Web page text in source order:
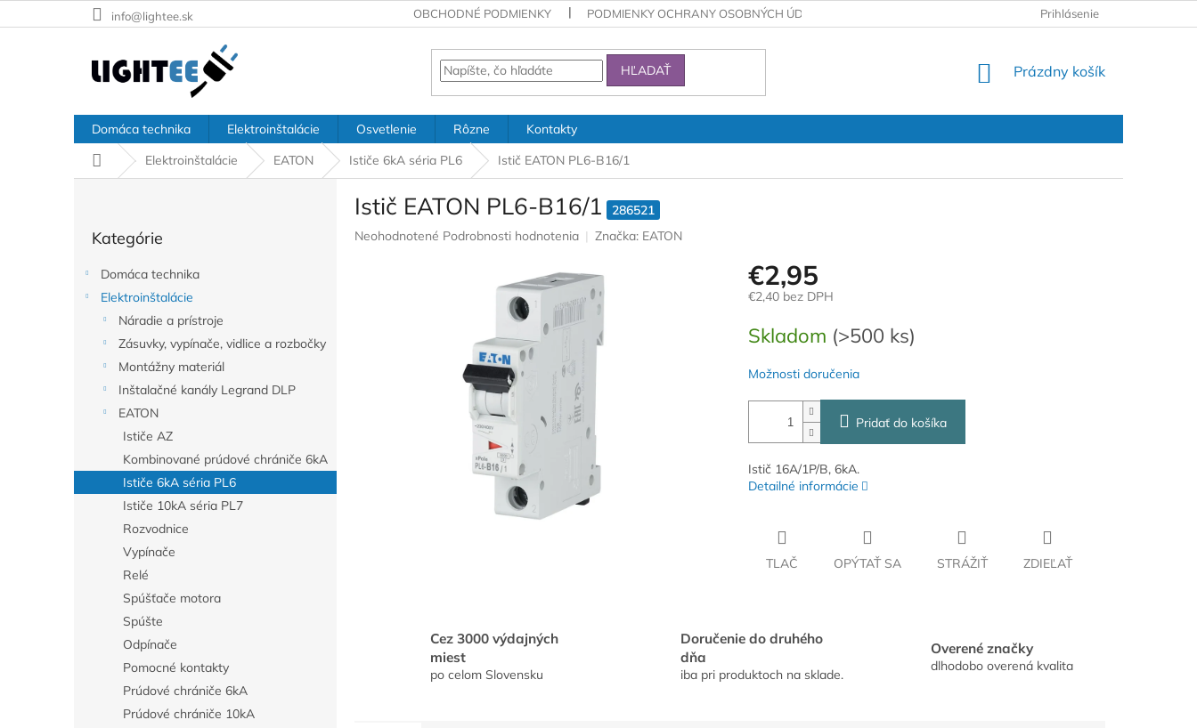
na
info@lightee.sk OBCHODNÉ PODMIENKY PODMIENKY OCHRANY OSOBNÝCH ÚDAJOV Prihlásenie
HĽADAŤ
NÁKUPNÝ
Prázdny košík
Domáca technika Elektroinštalácie Osvetlenie Rôzne
Kontakty
DomovElektroinštalácie EATON Ističe 6kA séria PL6 Istič EATON PL6-B16/1
kategórie
Kategórie
Domáca technika
Elektroinštalácie
Náradie a prístroje
Zásuvky, vypínače, vidlice a rozbočky
Montážny materiál
Inštalačné kanály Legrand DLP
EATON
Ističe AZ
Kombinované prúdové chrániče 6kA
Ističe 6kA séria PL6
Ističe 10kA séria PL7
Rozvodnice
Vypínače
Relé
Spúšťače motora
Spúšte
Odpínače
Pomocné kontakty
Prúdové chrániče 6kA
Prúdové chrániče 10kA
Istič EATON PL6-B16/1
286521
Priemerné
Neohodnotené Podrobnosti hodnotenia Značka: EATON
€2,95
€2,40 bez DPH
cena:
Skladom (>500 ks)
Možnosti doručenia
Pridať do košíka
Istič 16A/1P/B, 6kA.
Detailné informácie
TLAČ OPÝTAŤ SA STRÁŽIŤ ZDIEĽAŤ
Cez 3000 výdajných
miest
po celom Slovensku
Doručenie do druhého
dňa
iba pri produktoch na sklade.
Overené značky
dlhodobo overená kvalita